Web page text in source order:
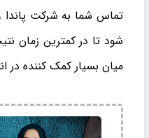
تماس شما به شرکت
شود تا در کمترین زمان
میان بسیار کمک کننده در